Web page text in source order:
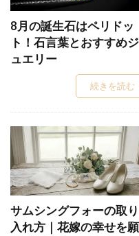
シンデレラ婚約指輪結
シンプル
シンプ
スイートテン
ス
スイートテンダイヤモ
スイートブルーダイヤ
スウィートブルーダイ
スチームボートウィリ
スチームボートウィリ
スチームボートウィリ
ストーリーズ
ス
ストレート結婚指輪
8月の誕生石はペリドッ
ト！石言葉とおすすめジ
ュエリー
続きを読む
サムシングフォーの取り
入れ方｜花嫁の幸せを願